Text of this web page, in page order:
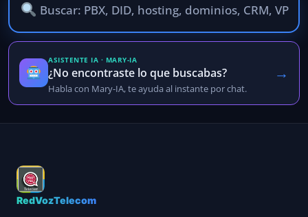
ASISTENTE IA · MARY-IA
¿No encontraste lo que buscabas?
Habla con Mary-IA, te ayuda al instante por chat.
→
RedVozTelecom